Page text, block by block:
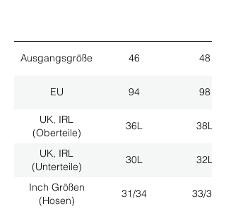
Ausgangsgröße 46 48
EU 94 98
UK, IRL
(Oberteile)
36L 38L
UK, IRL
(Unterteile)
30L 32L
Inch Größen
(Hosen)
31/34 33/34